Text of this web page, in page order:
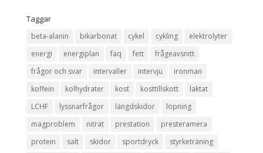
Taggar
beta-alanin bikarbonat cykel cykling
elektrolyter
energi
energiplan faq fett
frågeavsnitt
frågor och svar
intervaller intervju
ironman
koffein
kolhydrater kost kosttillskott
laktat
LCHF
lyssnarfrågor längdskidor
löpning
magproblem
nitrat prestation
presteramera
protein
salt skidor sportdryck styrketräning